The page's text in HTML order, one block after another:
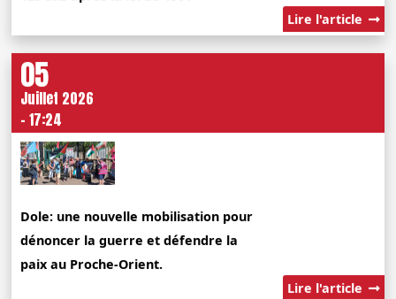
Lire l'article
05
Juillet 2026
- 17:24
Dole: une nouvelle mobilisation pour
dénoncer la guerre et défendre la
paix au Proche-Orient.
Lire l'article